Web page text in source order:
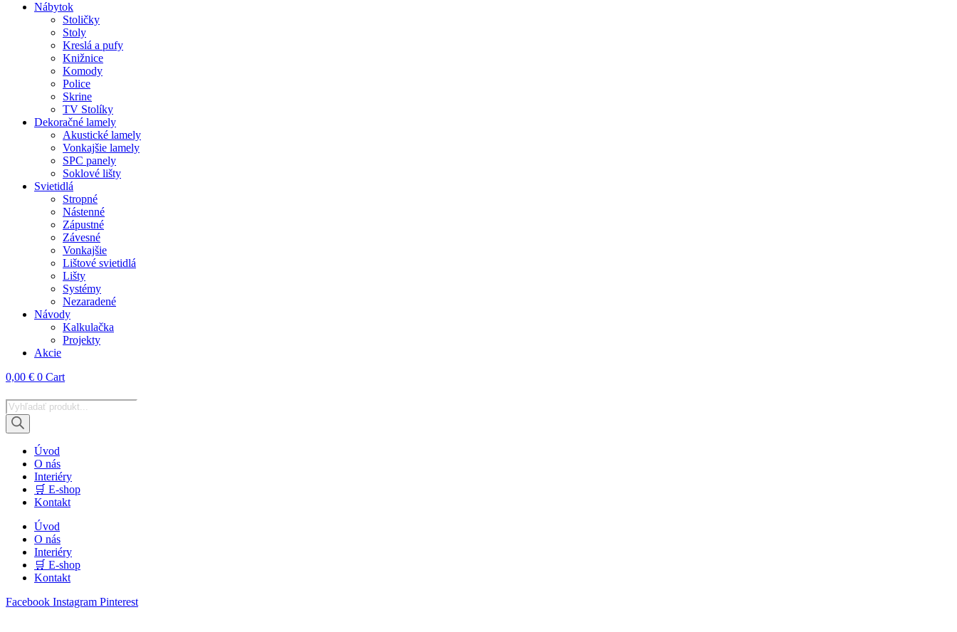
Nábytok
Stoličky
Stoly
Kreslá a pufy
Knižnice
Komody
Police
Skrine
TV Stolíky
Dekoračné lamely
Akustické lamely
Vonkajšie lamely
SPC panely
Soklové lišty
Svietidlá
Stropné
Nástenné
Zápustné
Závesné
Vonkajšie
Lištové svietidlá
Lišty
Systémy
Nezaradené
Návody
Kalkulačka
Projekty
Akcie
0,00 € 0 Cart
Products
search
Úvod
O nás
Interiéry
🛒 E-shop
Kontakt
Úvod
O nás
Interiéry
🛒 E-shop
Kontakt
Facebook Instagram Pinterest